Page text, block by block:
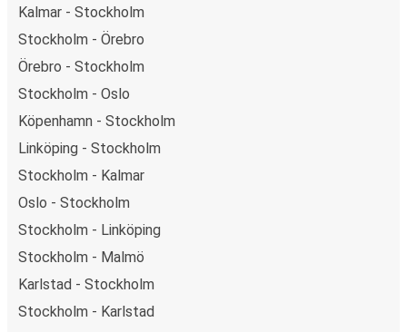
Kalmar - Stockholm
Stockholm - Örebro
Örebro - Stockholm
Stockholm - Oslo
Köpenhamn - Stockholm
Linköping - Stockholm
Stockholm - Kalmar
Oslo - Stockholm
Stockholm - Linköping
Stockholm - Malmö
Karlstad - Stockholm
Stockholm - Karlstad